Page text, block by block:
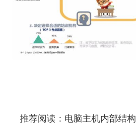
推荐阅读： 电脑主机内部结构